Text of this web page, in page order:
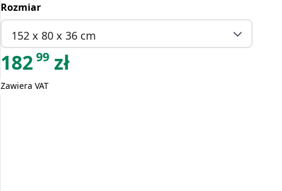
Rozmiar
152 x 80 x 36 cm
18299 zł
Zawiera VAT